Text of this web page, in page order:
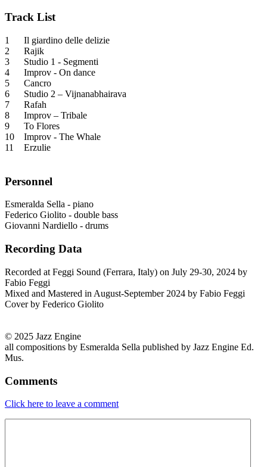
Track List
1
Il giardino delle delizie
2
Rajik
3
Studio 1 - Segmenti
4
Improv - On dance
5
Cancro
6
Studio 2 – Vijnanabhairava
7
Rafah
8
Improv – Tribale
9
To Flores
10
Improv - The Whale
11
Erzulie
Personnel
Esmeralda Sella - piano
Federico Giolito - double bass
Giovanni Nardiello - drums
Recording Data
Recorded at Feggi Sound (Ferrara, Italy) on July 29-30, 2024 by
Fabio Feggi
Mixed and Mastered in August-September 2024 by Fabio Feggi
Cover by Federico Giolito
© 2025 Jazz Engine
all compositions by Esmeralda Sella published by Jazz Engine Ed.
Mus.
Comments
Click here to leave a comment